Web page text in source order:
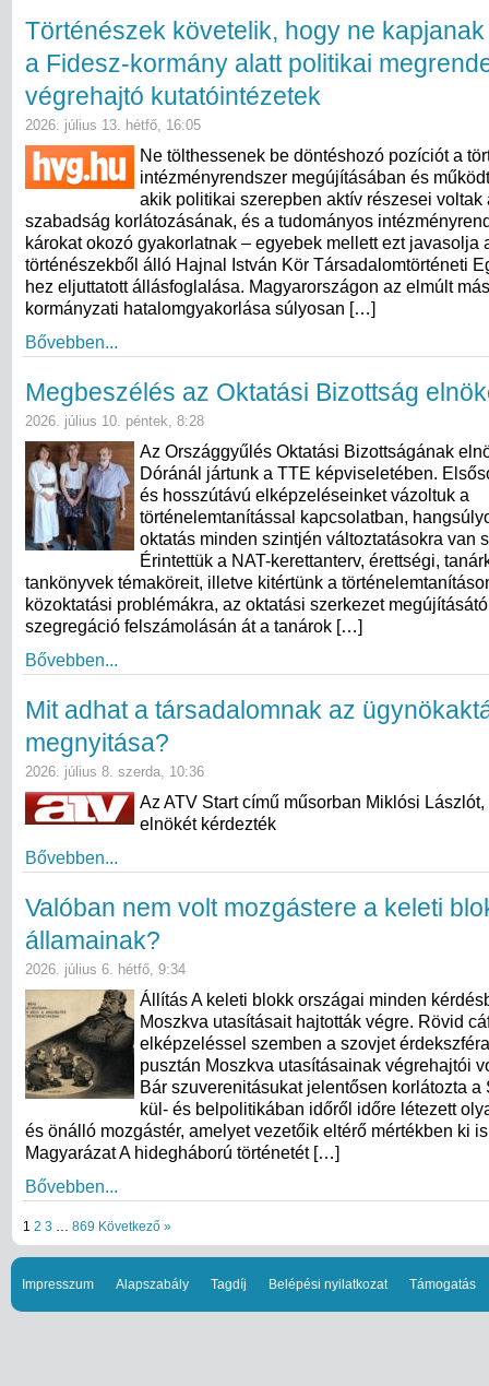
Történészek követelik, hogy ne
a Fidesz-kormány alatt politikai
végrehajtó kutatóintézetek
2026. július 13. hétfő, 16:05
Ne tölthessenek be döntéshozó pozíciót a
intézményrendszer megújításában és
akik politikai szerepben aktív részesei voltak
szabadság korlátozásának, és a tudományos
károkat okozó gyakorlatnak – egyebek mellett ezt javasolja
történészekből álló Hajnal István Kör Társadalomtörténeti
hez eljuttatott állásfoglalása. Magyarországon az elmúlt
kormányzati hatalomgyakorlása súlyosan […]
Bővebben...
Megbeszélés az Oktatási Bizottság
2026. július 10. péntek, 8:28
Az Országgyűlés Oktatási Bizottságának
Dóránál jártunk a TTE képviseletében.
és hosszútávú elképzeléseinket vázoltuk a
történelemtanítással kapcsolatban,
oktatás minden szintjén változtatásokra van
Érintettük a NAT-kerettanterv, érettségi,
tankönyvek témaköreit, illetve kitértünk a
közoktatási problémákra, az oktatási szerkezet
szegregáció felszámolásán át a tanárok […]
Bővebben...
Mit adhat a társadalomnak az
megnyitása?
2026. július 8. szerda, 10:36
Az ATV Start című műsorban Miklósi Lászlót,
elnökét kérdezték
Bővebben...
Valóban nem volt mozgástere a keleti
államainak?
2026. július 6. hétfő, 9:34
Állítás A keleti blokk országai minden
Moszkva utasításait hajtották végre. Rövid
elképzeléssel szemben a szovjet
pusztán Moszkva utasításainak végrehajtói
Bár szuverenitásukat jelentősen korlátozta a
kül- és belpolitikában időről időre létezett
és önálló mozgástér, amelyet vezetőik eltérő mértékben ki
Magyarázat A hidegháború történetét […]
Bővebben...
1 2 3 869 Következő »
Impresszum Alapszabály Tagdíj Belépési nyilatkozat Támogatás